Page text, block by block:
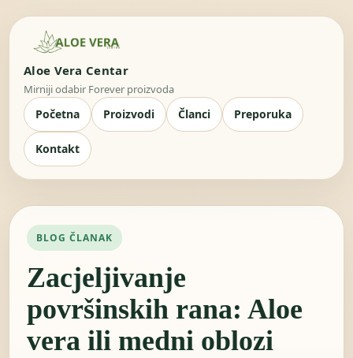
Aloe Vera Centar
Mirniji odabir Forever proizvoda
Početna Proizvodi Članci Preporuka
Kontakt
BLOG ČLANAK
Zacjeljivanje
površinskih rana: Aloe
vera ili medni oblozi